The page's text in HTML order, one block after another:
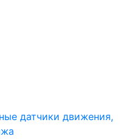
датчики движения,